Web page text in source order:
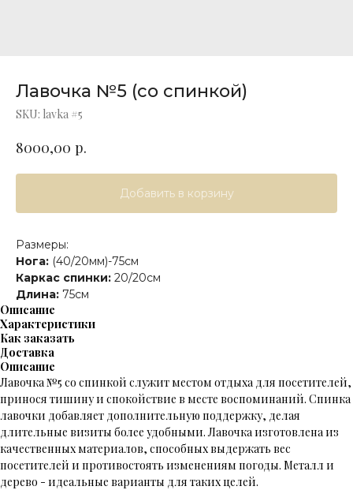
Лавочка №5 (со спинкой)
SKU: lavka #5
8000,00 р.
Добавить в корзину
Размеры:
Нога: (40/20мм)-75см
Каркас спинки: 20/20см
Длина: 75см
Описание
Характеристики
Как заказать
Доставка
Описание
Лавочка №5 со спинкой служит местом отдыха для посетителей,
принося тишину и спокойствие в месте воспоминаний. Спинка
лавочки добавляет дополнительную поддержку, делая
длительные визиты более удобными. Лавочка изготовлена из
качественных материалов, способных выдержать вес
посетителей и противостоять изменениям погоды. Металл и
дерево - идеальные варианты для таких целей.